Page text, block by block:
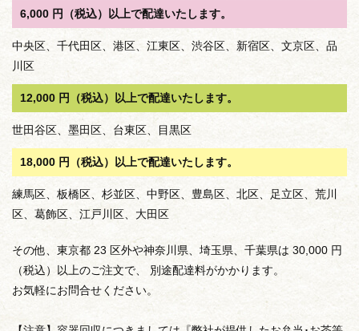
6,000 円（税込）以上で配達いたします。
中央区、千代田区、港区、江東区、渋谷区、新宿区、文京区、品
川区
12,000 円（税込）以上で配達いたします。
世田谷区、墨田区、台東区、目黒区
18,000 円（税込）以上で配達いたします。
練馬区、板橋区、杉並区、中野区、豊島区、北区、足立区、荒川
区、葛飾区、江戸川区、大田区
その他、東京都 23 区外や神奈川県、埼玉県、千葉県は 30,000 円
（税込）以上のご注文で、 別途配達料がかかります。
お気軽にお問合せください。